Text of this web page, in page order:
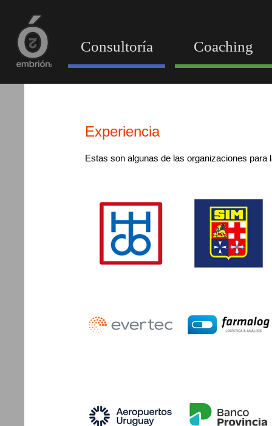
Consultoría Coaching
Experiencia
Estas son algunas de las organizaciones para